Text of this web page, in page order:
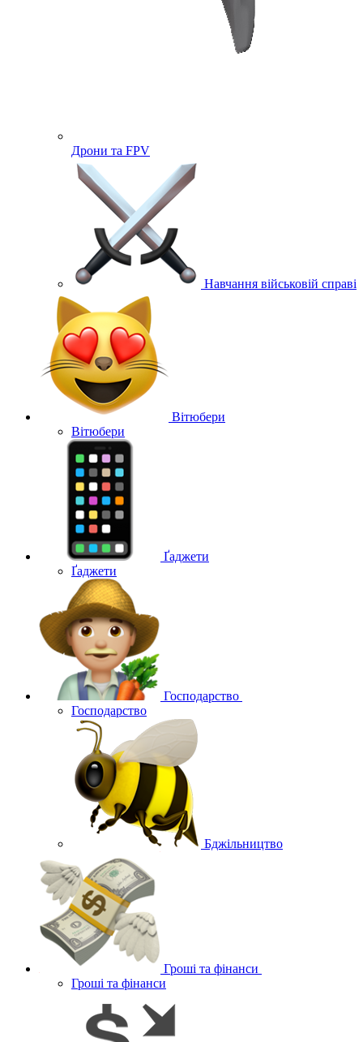
Дрони та FPV
Навчання військовій справі
Вітюбери
Вітюбери
Ґаджети
Ґаджети
Господарство
Господарство
Бджільництво
Гроші та фінанси
Гроші та фінанси